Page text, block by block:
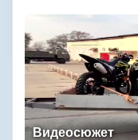
Видеосюжет